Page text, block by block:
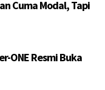
Cuma Modal, Tapi
ONE Resmi Buka